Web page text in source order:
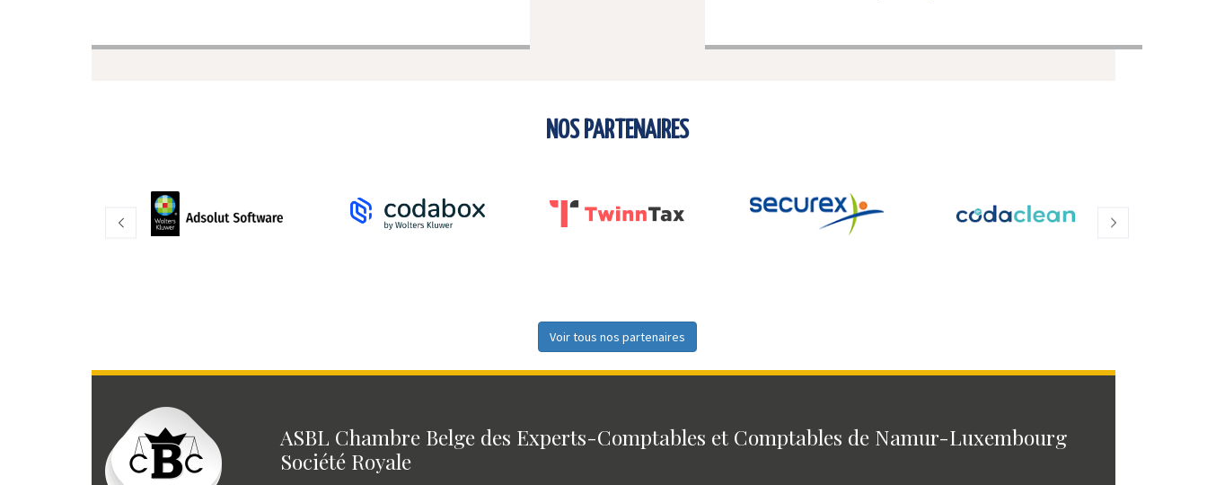
NOS PARTENAIRES
Voir tous nos partenaires
ASBL Chambre Belge des Experts-Comptables et Comptables de Namur-Luxembourg
Société Royale